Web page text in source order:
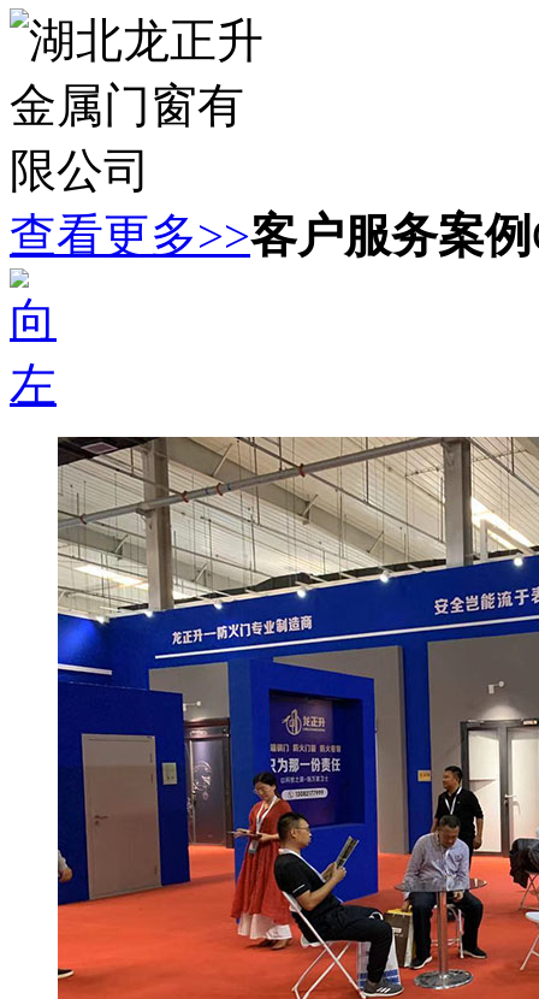
查看更多>>客户服务案例